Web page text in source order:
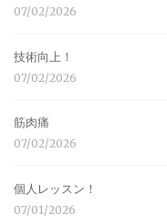
07/02/2026
技術向上！
07/02/2026
筋肉痛
07/02/2026
個人レッスン！
07/01/2026